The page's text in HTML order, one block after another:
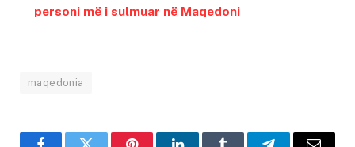
personi më i sulmuar në Maqedoni
maqedonia